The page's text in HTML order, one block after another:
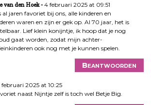
van den Hoek
4 februari 2025 at 09:51
al jaren favoriet bij ons, alle kinderen en
waren en zijn er gek op. Al 70 jaar, het is
Lief klein konijntje, ik hoop dat je nog
oud gaat worden, zodat mijn achter-
ook nog met je kunnen spelen.
Beantwoorden
februari 2025 at 10:25
naast Nijntje zelf is toch wel Betje Big.